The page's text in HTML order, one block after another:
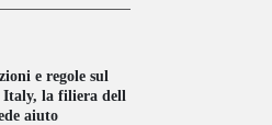
e regole sul
Italy, la filiera dell
aiuto